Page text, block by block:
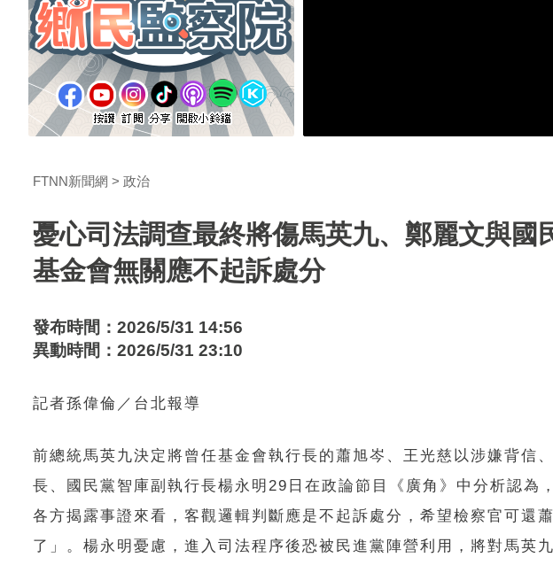
FTNN新聞網 政治
憂心司法調查最終將傷馬英九、鄭麗文與
基金會無關應不起訴處分
發布時間：2026/5/31 14:56
異動時間：2026/5/31 23:10
記者孫偉倫／台北報導
前總統馬英九決定將曾任基金會執行長的蕭旭岑、王光慈以涉嫌背信
長、國民黨智庫副執行長楊永明29日在政論節目《廣角》中分析認為
各方揭露事證來看，客觀邏輯判斷應是不起訴處分，希望檢察官可還
了」。楊永明憂慮，進入司法程序後恐被民進黨陣營利用，將對馬英